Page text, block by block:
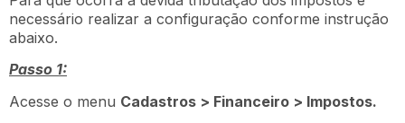
necessário realizar a configuração conforme instrução
abaixo.
Passo 1:
Acesse o menu Cadastros > Financeiro > Impostos.